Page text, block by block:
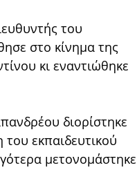
του
στο κίνημα της
κι εναντιώθηκε
διορίστηκε
εκπαιδευτικού
μετονομάστηκε